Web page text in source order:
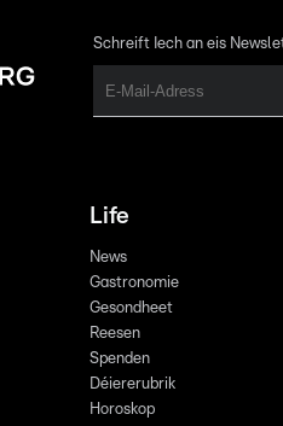
Schreift Iech an eis
Life
News
Gastronomie
Gesondheet
Reesen
Spenden
Déiererubrik
Horoskop